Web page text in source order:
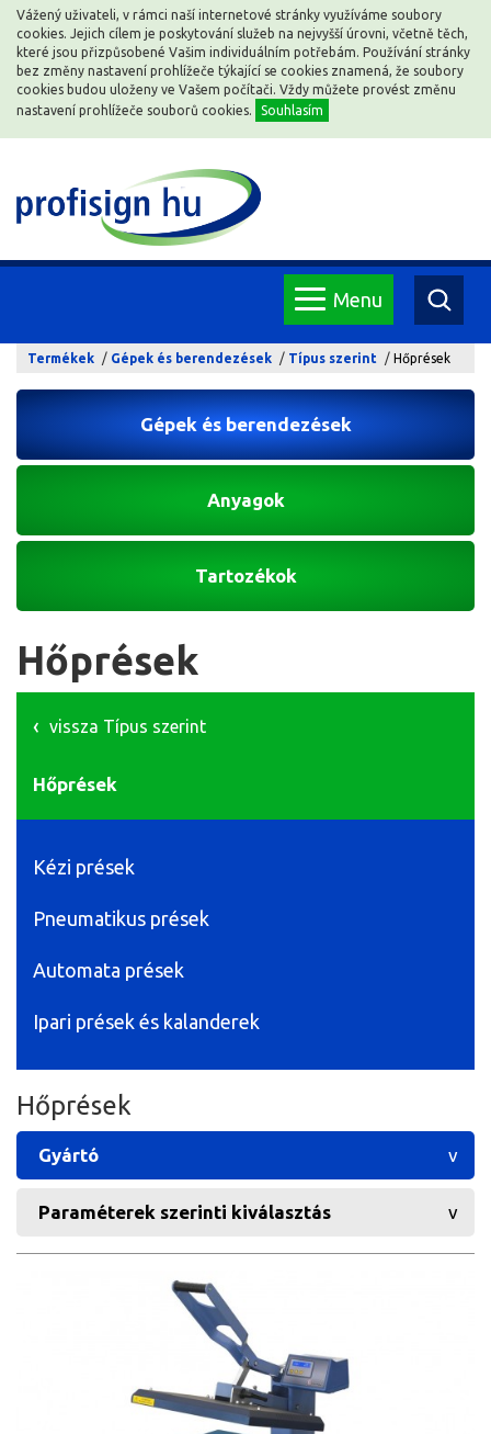
Vážený uživateli, v rámci naší internetové stránky využíváme soubory
cookies. Jejich cílem je poskytování služeb na nejvyšší úrovni, včetně těch,
které jsou přizpůsobené Vašim individuálním potřebám. Používání stránky
bez změny nastavení prohlížeče týkající se cookies znamená, že soubory
cookies budou uloženy ve Vašem počítači. Vždy můžete provést změnu
nastavení prohlížeče souborů cookies.
Souhlasím
Menu
Termékek Gépek és berendezések Típus szerint Hőprések
Gépek és berendezések
Anyagok
Tartozékok
Hőprések
vissza Típus szerint
Hőprések
Kézi prések
Pneumatikus prések
Automata prések
Ipari prések és kalanderek
Hőprések
Gyártó
Paraméterek szerinti kiválasztás